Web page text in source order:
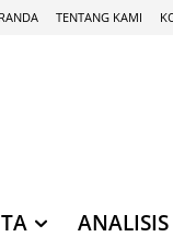
TENTANG KAMI